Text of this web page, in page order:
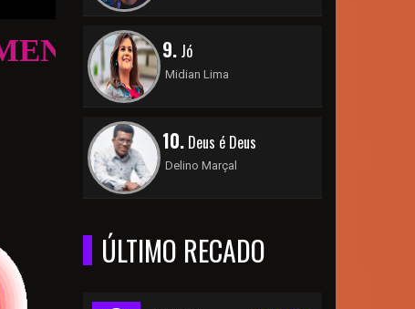
9.Jó
Midian Lima
10.Deus é Deus
Delino Marçal
ÚLTIMO RECADO